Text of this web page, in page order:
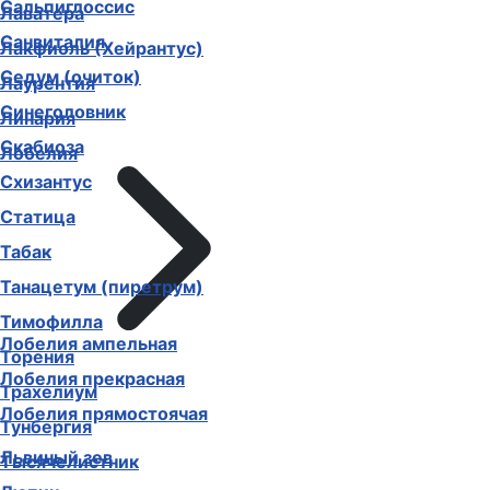
Лаватера
Лакфиоль (Хейрантус)
Лаурентия
Линария
Лобелия
Лобелия ампельная
Лобелия прекрасная
Лобелия прямостоячая
Львиный зев
Сальпиглоссис
Санвиталия
Седум (очиток)
Синеголовник
Скабиоза
Схизантус
Статица
Табак
Танацетум (пиретрум)
Тимофилла
Торения
Трахелиум
Тунбергия
Тысячелистник